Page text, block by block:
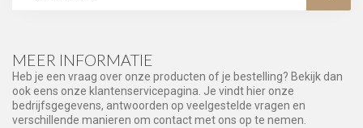
MEER INFORMATIE
Heb je een vraag over onze producten of je bestelling? Bekijk dan
ook eens onze klantenservicepagina. Je vindt hier onze
bedrijfsgegevens, antwoorden op veelgestelde vragen en
verschillende manieren om contact met ons op te nemen.